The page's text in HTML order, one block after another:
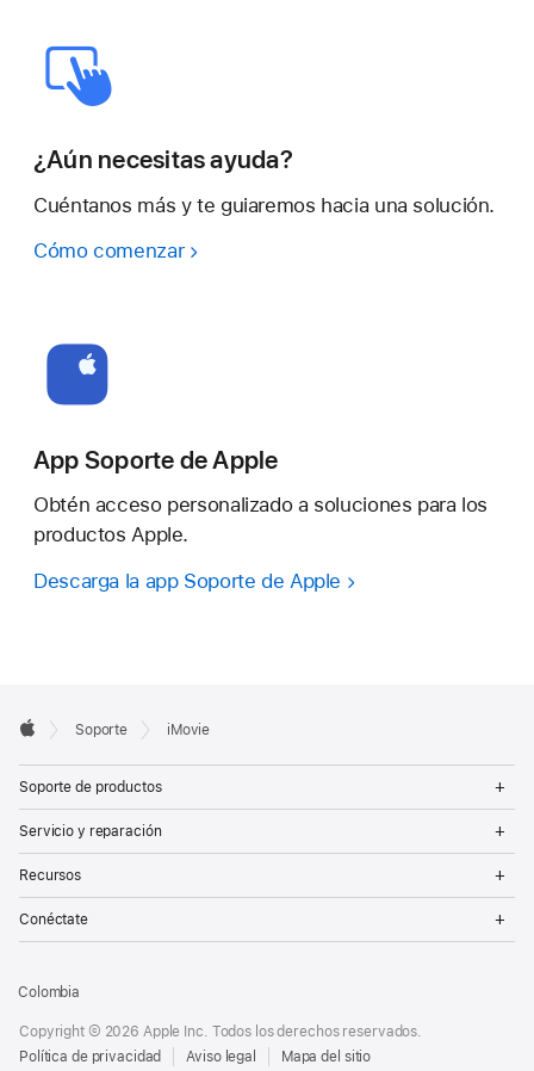
¿Aún necesitas ayuda?
Cuéntanos más y te guiaremos hacia una solución.
Cómo comenzar
App Soporte de Apple
Obtén acceso personalizado a soluciones para los
productos Apple.
Descarga la app Soporte de Apple
FooterSoporte iMovie
Soporte de productos
Servicio y reparación
Recursos
Conéctate
Colombia
Copyright © 2026 Apple Inc. Todos los derechos reservados.
Política de privacidad
Aviso legal Mapa del sitio